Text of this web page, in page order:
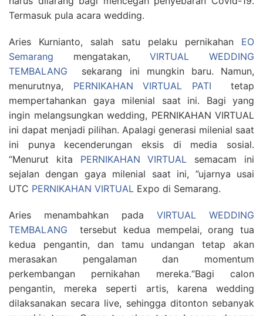
Termasuk pula acara wedding.
Aries Kurnianto, salah satu pelaku pernikahan EO
Semarang mengatakan,VIRTUAL WEDDING
TEMBALANG sekarang ini mungkin baru. Namun,
menurutnya, PERNIKAHAN VIRTUAL PATI tetap
mempertahankan gaya milenial saat ini. Bagi yang
ingin melangsungkan wedding, PERNIKAHAN VIRTUAL
ini dapat menjadi pilihan. Apalagi generasi milenial saat
ini punya kecenderungan eksis di media sosial.
“Menurut kita PERNIKAHAN VIRTUAL semacam ini
sejalan dengan gaya milenial saat ini, ”ujarnya usai
UTC PERNIKAHAN VIRTUAL Expo di Semarang.
Aries menambahkan pada VIRTUAL WEDDING
TEMBALANG tersebut kedua mempelai, orang tua
kedua pengantin, dan tamu undangan tetap akan
merasakan pengalaman dan momentum
perkembangan pernikahan mereka.“Bagi calon
pengantin, mereka seperti artis, karena wedding
dilaksanakan secara live, sehingga ditonton sebanyak